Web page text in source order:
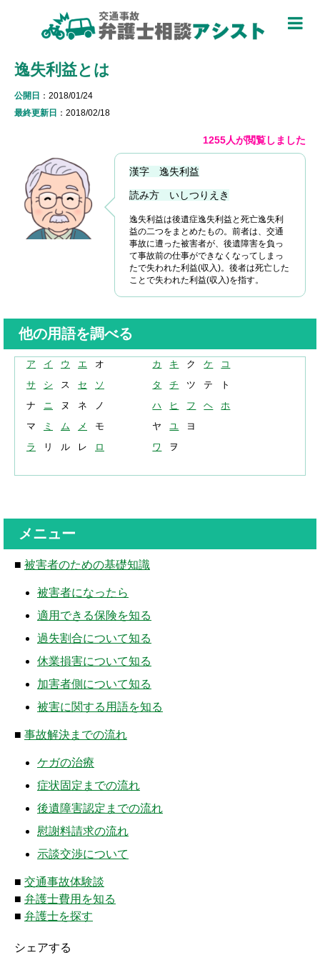
逸失利益とは
公開日 ：2018/01/24
最終更新日 ：2018/02/18
1255人が閲覧しました
漢字 逸失利益
読み方 いしつりえき
逸失利益は後遺症逸失利益と死亡逸失利
益の二つをまとめたもの。前者は、交通
事故に遭った被害者が、後遺障害を負っ
て事故前の仕事ができなくなってしまっ
たで失われた利益(収入)。後者は死亡した
ことで失われた利益(収入)を指す。
他の用語を調べる
ア イ ウ エ オ カ キ ク ケ
コ
サ
シ ス セ ソ タ チ ツ テ
ト
ナ
ニ ヌ ネ ノ ハ ヒ フ ヘ
ホ
マ
ミ ム メ モ ヤ ユ
ヨ
ラ
リ ル レ ロ ワ ヲ
メニュー
■ 被害者のための基礎知識
被害者になったら
適用できる保険を知る
過失割合について知る
休業損害について知る
加害者側について知る
被害に関する用語を知る
■ 事故解決までの流れ
ケガの治療
症状固定までの流れ
後遺障害認定までの流れ
慰謝料請求の流れ
示談交渉について
■ 交通事故体験談
■ 弁護士費用を知る
■ 弁護士を探す
シェアする
被害者のための基礎知識 ▼
被害者になったら
過失割合について知る
休業損害について知る
弁護士特約について知る
加害者側について知る
被害に関する用語を知る
解決までの流れ ▼
後遺障害認定
乗用車事故の体験談
大型車事故の体験談
バイク事故の体験談
自転車事故の体験談
ムチ打ちの体験談
捻挫の体験談
打撲の体験談
骨折の体験談
弁護士費用を知る
弁護士に相談[無料]